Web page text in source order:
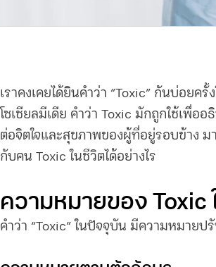
เราคงเคยได้ยินคำว่า “Toxic” กันบ่อยค
โซเชียลมีเดีย คำว่า Toxic มักถูกใช้เพื่
ต่อจิตใจและสุขภาพของผู้ที่อยู่รอบข้าง ม
กับคน Toxic ในชีวิตได้อย่างไร
ความหมายของ Toxic
คำว่า “Toxic” ในปัจจุบัน มีความหมายป